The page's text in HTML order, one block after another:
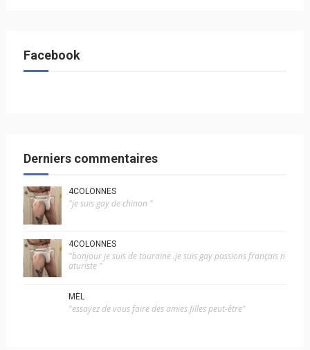
Facebook
Derniers commentaires
4COLONNES
"je suis gay de chinon "
4COLONNES
"bonjour je suis de touraine .je suis gay passions français n
aturiste "
MÉL
"essayez de vous faire des amies filles peut-être"